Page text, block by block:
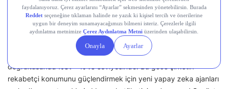
büyümesi($4,24) öngörüyor. Microsoft, art arda 8 çeyrek
boyunca hisse başına kazanç ve gelir tahminlerinin üzerinde
performans gösterdi. Hissenin fiyatlamasını doğrudan
belirleyecek ana unsur ise Azure bulut kanadı. Azure için güncel
yıllık büyüme beklentisi, şirket rehberliği ve piyasa konsensüsü
doğrultusunda%39 – %40seviyesinde. Bu gece şirketin
rekabetçi konumunu güçlendirmek için yeni yapay zeka ajanları